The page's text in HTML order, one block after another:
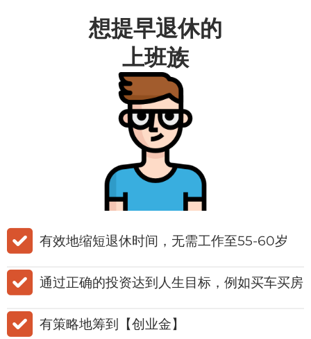
想提早退休的
上班族
​有效地缩短退休时间，无需工作至55-60岁
​通过正确的投资达到人生目标，例如买车买房
​有策略地筹到【创业金】